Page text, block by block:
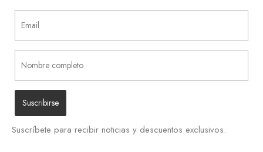
Suscríbete para recibir noticias y descuentos exclusivos.